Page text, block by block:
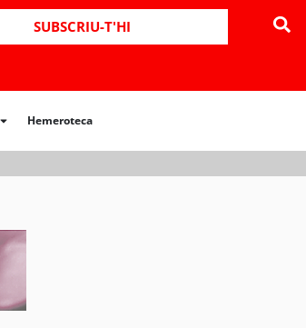
SUBSCRIU-T'HI
Hemeroteca
Hemeroteca